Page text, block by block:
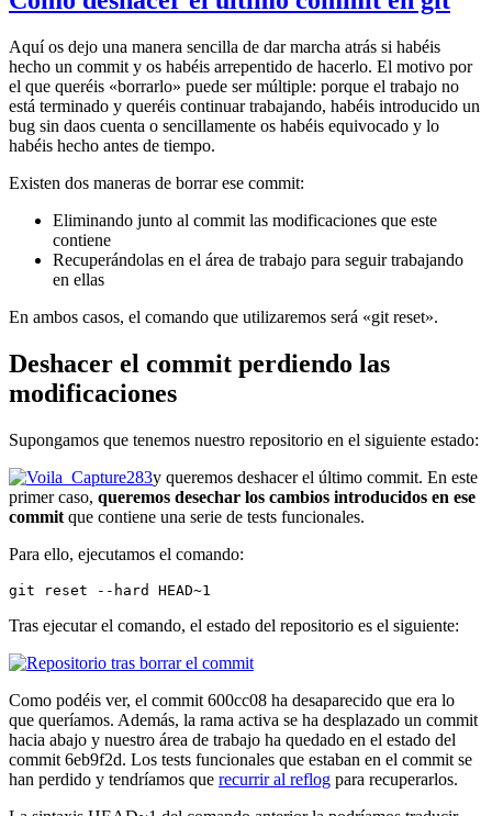
Aquí os dejo una manera sencilla de dar marcha atrás si habéis
hecho un commit y os habéis arrepentido de hacerlo. El motivo por
el que queréis «borrarlo» puede ser múltiple: porque el trabajo no
está terminado y queréis continuar trabajando, habéis introducido un
bug sin daos cuenta o sencillamente os habéis equivocado y lo
habéis hecho antes de tiempo.
Existen dos maneras de borrar ese commit:
Eliminando junto al commit las modificaciones que este
contiene
Recuperándolas en el área de trabajo para seguir trabajando
en ellas
En ambos casos, el comando que utilizaremos será «git reset».
Deshacer el commit perdiendo las
modificaciones
Supongamos que tenemos nuestro repositorio en el siguiente estado:
y queremos deshacer el último commit. En este
primer caso, queremos desechar los cambios introducidos en ese
commit que contiene una serie de tests funcionales.
Para ello, ejecutamos el comando:
git reset --hard HEAD~1
Tras ejecutar el comando, el estado del repositorio es el siguiente:
Como podéis ver, el commit 600cc08 ha desaparecido que era lo
que queríamos. Además, la rama activa se ha desplazado un commit
hacia abajo y nuestro área de trabajo ha quedado en el estado del
commit 6eb9f2d. Los tests funcionales que estaban en el commit se
han perdido y tendríamos que recurrir al reflog para recuperarlos.